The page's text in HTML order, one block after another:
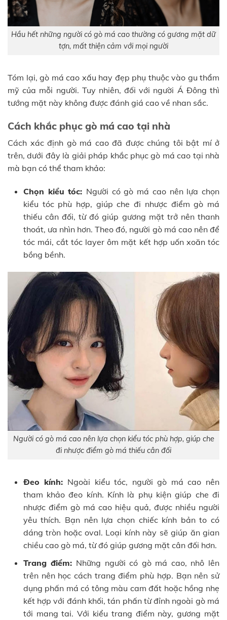
Hầu hết những người có gò má cao thường có gương mặt dữ
tợn, mất thiện cảm với mọi người
Tóm lại, gò má cao xấu hay đẹp phụ thuộc vào gu thẩm
mỹ của mỗi người. Tuy nhiên, đối với người Á Đông thì
tướng mặt này không được đánh giá cao về nhan sắc.
Cách khắc phục gò má cao tại nhà
Cách xác định gò má cao đã được chúng tôi bật mí ở
trên, dưới đây là giải pháp khắc phục gò má cao tại nhà
mà bạn có thể tham khảo:
Chọn kiểu tóc: Người có gò má cao nên lựa chọn
kiểu tóc phù hợp, giúp che đi nhược điểm gò má
thiếu cân đối, từ đó giúp gương mặt trở nên thanh
thoát, ưa nhìn hơn. Theo đó, người gò má cao nên để
tóc mái, cắt tóc layer ôm mặt kết hợp uốn xoăn tóc
bồng bềnh.
Người có gò má cao nên lựa chọn kiểu tóc phù hợp, giúp che
đi nhược điểm gò má thiếu cân đối
Đeo kính: Ngoài kiểu tóc, người gò má cao nên
tham khảo đeo kính. Kính là phụ kiện giúp che đi
nhược điểm gò má cao hiệu quả, được nhiều người
yêu thích. Bạn nên lựa chọn chiếc kính bản to có
dáng tròn hoặc oval. Loại kính này sẽ giúp ăn gian
chiều cao gò má, từ đó giúp gương mặt cân đối hơn.
Trang điểm: Những người có gò má cao, nhô lên
trên nên học cách trang điểm phù hợp. Bạn nên sử
dụng phấn má có tông màu cam đất hoặc hồng nhẹ
kết hợp với đánh khối, tán phấn từ đỉnh ngoài gò má
tới mang tai. Với kiểu trang điểm này, gương mặt